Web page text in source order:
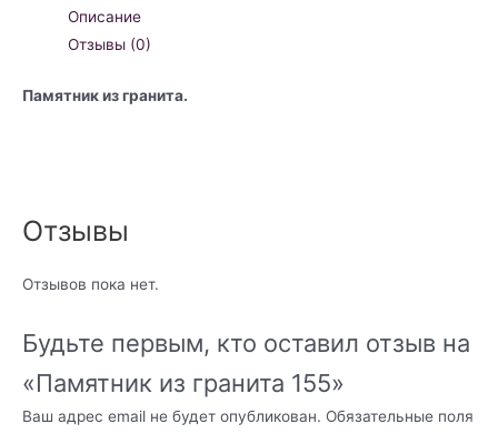
Описание
Отзывы (0)
Памятник из гранита.
Отзывы
Отзывов пока нет.
Будьте первым, кто оставил отзыв на
«Памятник из гранита 155»
Ваш адрес email не будет опубликован. Обязательные поля